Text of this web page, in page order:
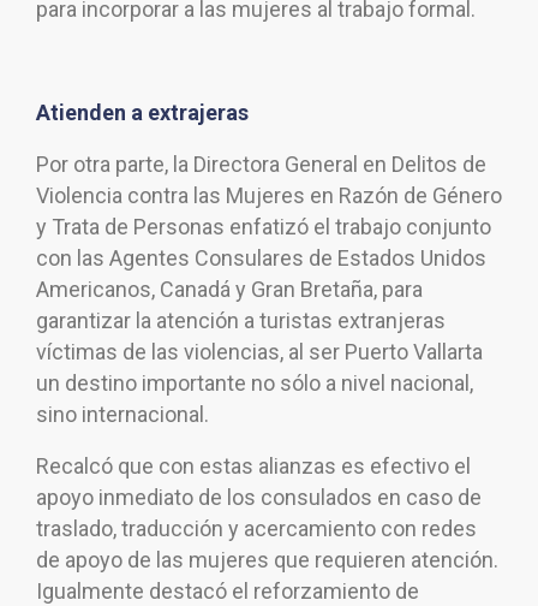
para incorporar a las mujeres al trabajo formal.
Atienden a extrajeras
Por otra parte, la Directora General en Delitos de
Violencia contra las Mujeres en Razón de Género
y Trata de Personas enfatizó el trabajo conjunto
con las Agentes Consulares de Estados Unidos
Americanos, Canadá y Gran Bretaña, para
garantizar la atención a turistas extranjeras
víctimas de las violencias, al ser Puerto Vallarta
un destino importante no sólo a nivel nacional,
sino internacional.
Recalcó que con estas alianzas es efectivo el
apoyo inmediato de los consulados en caso de
traslado, traducción y acercamiento con redes
de apoyo de las mujeres que requieren atención.
Igualmente destacó el reforzamiento de